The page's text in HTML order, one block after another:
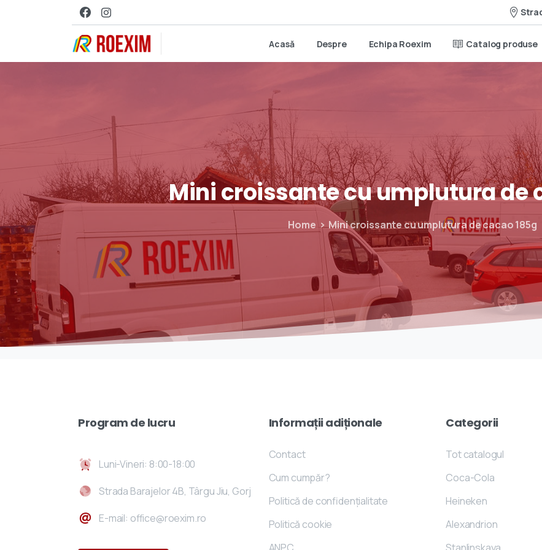
Acasă Despre Echipa Roexim Catalog produse
Minicroissantecuumpluturade
Home Mini croissante cu umplutura de cacao 185g
Program de lucru
Luni-Vineri: 8:00-18:00
Strada Barajelor 4B, Târgu Jiu, Gorj
E-mail: office@roexim.ro
Informații adiționale
Contact
Cum cumpăr?
Politică de confidențialitate
Politică cookie
ANPC
Categorii
Tot catalogul
Coca-Cola
Heineken
Alexandrion
Stanlinskaya